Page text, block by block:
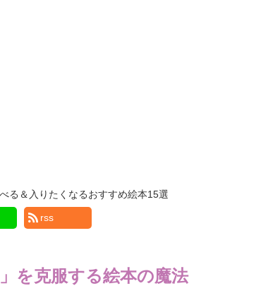
る＆入りたくなるおすすめ絵本15選
rss
を克服する絵本の魔法